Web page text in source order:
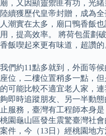
廟，又因顯靈禦匪有功，光
陸續獲歷代皇帝封贈，成為
人潮實在太多，廟口鴨香飯
用，提高效率。 將荷包蛋劃
香飯喫起來更有味道，超讚的
我們約11點多就到，外面等
座位，二樓位置稍多一點，
的可能比較不適宜老人家，
夠即時追蹤朋友、另一半動
止服務，臺灣有工程師本身
桃園龜山區發生震驚臺灣社
案件，今（13日）經桃園地